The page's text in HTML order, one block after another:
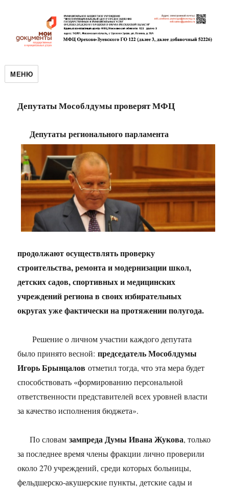
МЕНЮ
Депутаты Мособлдумы проверят МФЦ
Депутаты регионального парламента
продолжают осуществлять проверку
строительства, ремонта и модернизации школ,
детских садов, спортивных и медицинских
учреждений региона в своих избирательных
округах уже фактически на протяжении полугода.
Решение о личном участии каждого депутата
было принято весной:председатель Мособлдумы
Игорь Брынцалов отметил тогда, что эта мера будет
способствовать «формированию персональной
ответственности представителей всех уровней власти
за качество исполнения бюджета».
По словамзампреда Думы Ивана Жукова, только
за последнее время члены фракции лично проверили
около 270 учреждений, среди которых больницы,
фельдшерско-акушерские пункты, детские сады и